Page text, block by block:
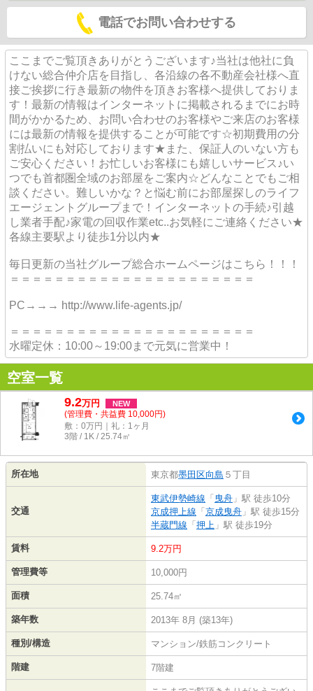
電話でお問い合わせする
ここまでご覧頂きありがとうございます♪当社は他社に負
けない総合仲介店を目指し、各沿線の各不動産会社様へ直
接ご挨拶に行き最新の物件を頂きお客様へ提供しておりま
す！最新の情報はインターネットに掲載されるまでにお時
間がかかるため、お問い合わせのお客様やご来店のお客様
には最新の情報を提供することが可能です☆初期費用の分
割払いにも対応しております★また、保証人のいない方も
ご安心ください！お忙しいお客様にも嬉しいサービス♪い
つでも首都圏全域のお部屋をご案内☆どんなことでもご相
談ください。難しいかな？と悩む前にお部屋探しのライフ
エージェントグループまで！インターネットの手続♪引越
し業者手配♪家電の回収作業etc..お気軽にご連絡ください★
各線主要駅より徒歩1分以内★
毎日更新の当社グループ総合ホームページはこちら！！！
＝＝＝＝＝＝＝＝＝＝＝＝＝＝＝＝＝＝＝＝＝＝
PC→→→ http://www.life-agents.jp/
＝＝＝＝＝＝＝＝＝＝＝＝＝＝＝＝＝＝＝＝＝＝
水曜定休：10:00～19:00まで元気に営業中！
空室一覧
9.2万円 NEW
(管理費・共益費 10,000円)
敷：0万円｜礼：1ヶ月
3階 / 1K / 25.74㎡
所在地 東京都墨田区向島 ５丁目
交通
東武伊勢崎線 「 曳舟 」駅 徒歩10分
京成押上線 「 京成曳舟 」駅 徒歩15分
半蔵門線 「 押上 」駅 徒歩19分
賃料 9.2万円
管理費等 10,000円
面積 25.74㎡
築年数 2013年 8月 (築13年)
種別/構造 マンション/鉄筋コンクリート
階建 7階建